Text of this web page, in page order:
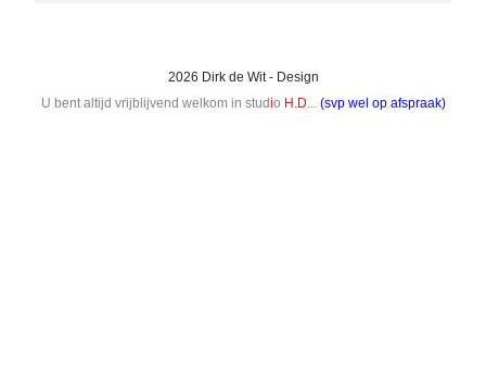
2026 Dirk de Wit - Design
U bent altijd vrijblijvend welkom in studio H.D... (svp wel op afspraak)